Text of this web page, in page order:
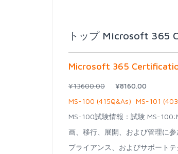
トップ Microsoft 365
Microsoft 365
¥13600.00
¥8160.00
MS-100 (415Q&As) MS-101
MS-100試験情報：試験 MS-
画、移行、展開、および管理に
プライアンス、およびサポート